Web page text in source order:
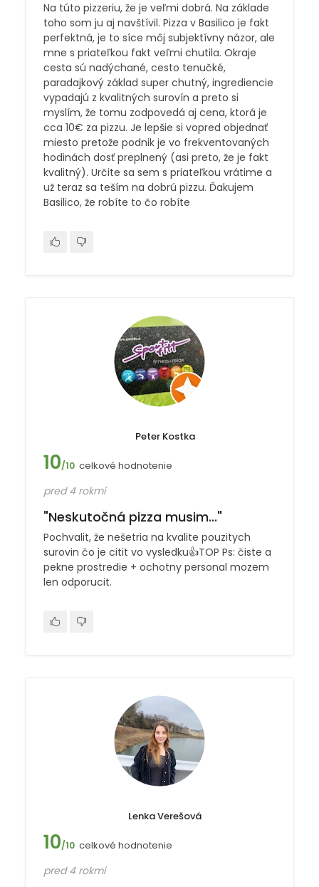
Na túto pizzeriu, že je veľmi dobrá. Na základe
toho som ju aj navštívil. Pizza v Basilico je fakt
perfektná, je to síce môj subjektívny názor, ale
mne s priateľkou fakt veľmi chutila. Okraje
cesta sú nadýchané, cesto tenučké,
paradajkový základ super chutný, ingrediencie
vypadajú z kvalitných surovín a preto si
myslím, že tomu zodpovedá aj cena, ktorá je
cca 10€ za pizzu. Je lepšie si vopred objednať
miesto pretože podnik je vo frekventovaných
hodinách dosť preplnený (asi preto, že je fakt
kvalitný). Určite sa sem s priateľkou vrátime a
už teraz sa teším na dobrú pizzu. Ďakujem
Basilico, že robíte to čo robíte
Peter Kostka
10/10 celkové hodnotenie
pred 4 rokmi
"Neskutočná pizza musim..."
Pochvalit, že nešetria na kvalite pouzitych
surovin čo je citit vo vysledku👍TOP Ps: čiste a
pekne prostredie + ochotny personal mozem
len odporucit.
Lenka Verešová
10/10 celkové hodnotenie
pred 4 rokmi